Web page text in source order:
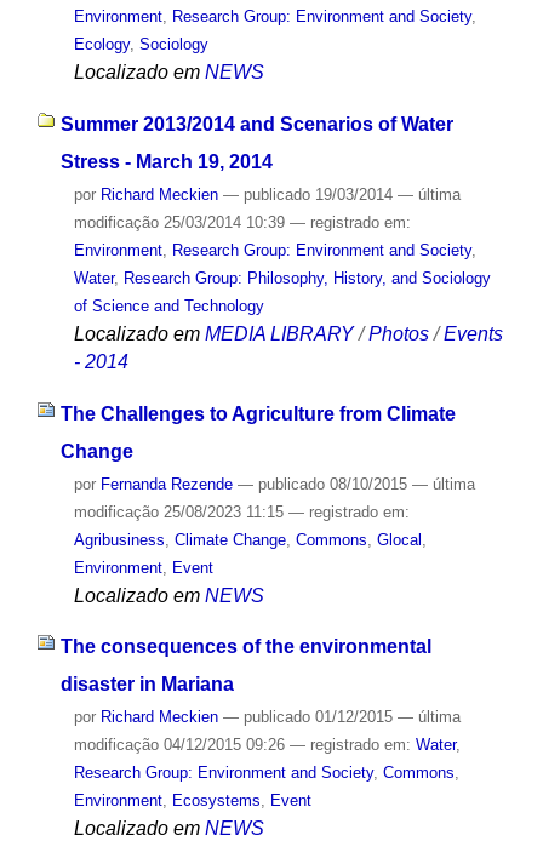
Environment, Research Group: Environment and Society,
Ecology, Sociology
Localizado em NEWS
Summer 2013/2014 and Scenarios of Water
Stress - March 19, 2014
por Richard Meckien — publicado19/03/2014 — última
modificação25/03/2014 10:39 — registrado em:
Environment, Research Group: Environment and Society,
Water, Research Group: Philosophy, History, and Sociology
of Science and Technology
Localizado em MEDIA LIBRARY /Photos /Events
- 2014
The Challenges to Agriculture from Climate
Change
por Fernanda Rezende — publicado08/10/2015 — última
modificação25/08/2023 11:15 — registrado em:
Agribusiness Climate Change, Commons Glocal
Environment, Event
Localizado em NEWS
The consequences of the environmental
disaster in Mariana
por Richard Meckien — publicado01/12/2015 — última
modificação04/12/2015 09:26 — registrado em: Water,
Research Group: Environment and Society, Commons,
Environment, Ecosystems, Event
Localizado em NEWS